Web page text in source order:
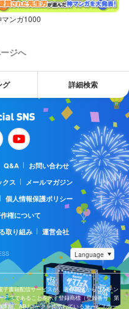
マンガ1000
ジへ
グ 詳細検索
Q&A
お問い合わせ
クス
メールマガジン
個人情報保護ポリシー
権について
取り組み 運営会社
書籍配信サービスが、著作権者からコンテン
ビスであることを示す登録商標（登録番号 第
細、ABJマークを掲示しているサービスの一